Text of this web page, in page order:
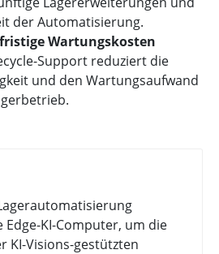
der Automatisierung.
Wartungskosten
Support reduziert die
und den Wartungsaufwand
KI-Computer, um die
KI-Visions-gestützten